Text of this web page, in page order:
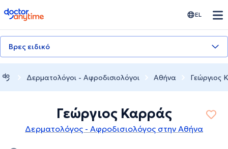
doctoranytime EL
Βρες ειδικό
Δερματολόγοι - Αφροδισιολόγοι Αθήνα Γεώργιος
Γεώργιος Καρράς
Δερματολόγος - Αφροδισιολόγος στην Αθήνα